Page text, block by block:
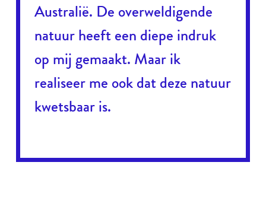
Australië. De overweldigende
natuur heeft een diepe indruk
op mij gemaakt. Maar ik
realiseer me ook dat deze natuur
kwetsbaar is.